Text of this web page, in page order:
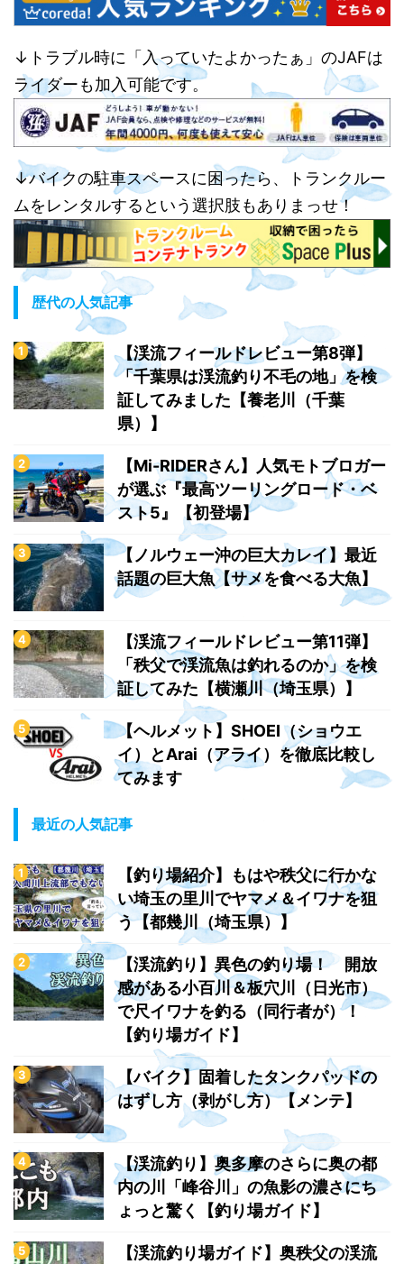
↓トラブル時に「入っていたよかったぁ」のJAFは
ライダーも加入可能です。
↓バイクの駐車スペースに困ったら、トランクルー
ムをレンタルするという選択肢もありまっせ！
歴代の人気記事
【渓流フィールドレビュー第8弾】
「千葉県は渓流釣り不毛の地」を検
証してみました【養老川（千葉
県）】
【Mi-RIDERさん】人気モトブロガー
が選ぶ『最高ツーリングロード・ベ
スト5』【初登場】
【ノルウェー沖の巨大カレイ】最近
話題の巨大魚【サメを食べる大魚】
【渓流フィールドレビュー第11弾】
「秩父で渓流魚は釣れるのか」を検
証してみた【横瀬川（埼玉県）】
【ヘルメット】SHOEI（ショウエ
イ）とArai（アライ）を徹底比較し
てみます
最近の人気記事
【釣り場紹介】もはや秩父に行かな
い埼玉の里川でヤマメ＆イワナを狙
う【都幾川（埼玉県）】
【渓流釣り】異色の釣り場！ 開放
感がある小百川＆板穴川（日光市）
で尺イワナを釣る（同行者が）！
【釣り場ガイド】
【バイク】固着したタンクパッドの
はずし方（剥がし方）【メンテ】
【渓流釣り】奥多摩のさらに奥の都
内の川「峰谷川」の魚影の濃さにち
ょっと驚く【釣り場ガイド】
【渓流釣り場ガイド】奥秩父の渓流